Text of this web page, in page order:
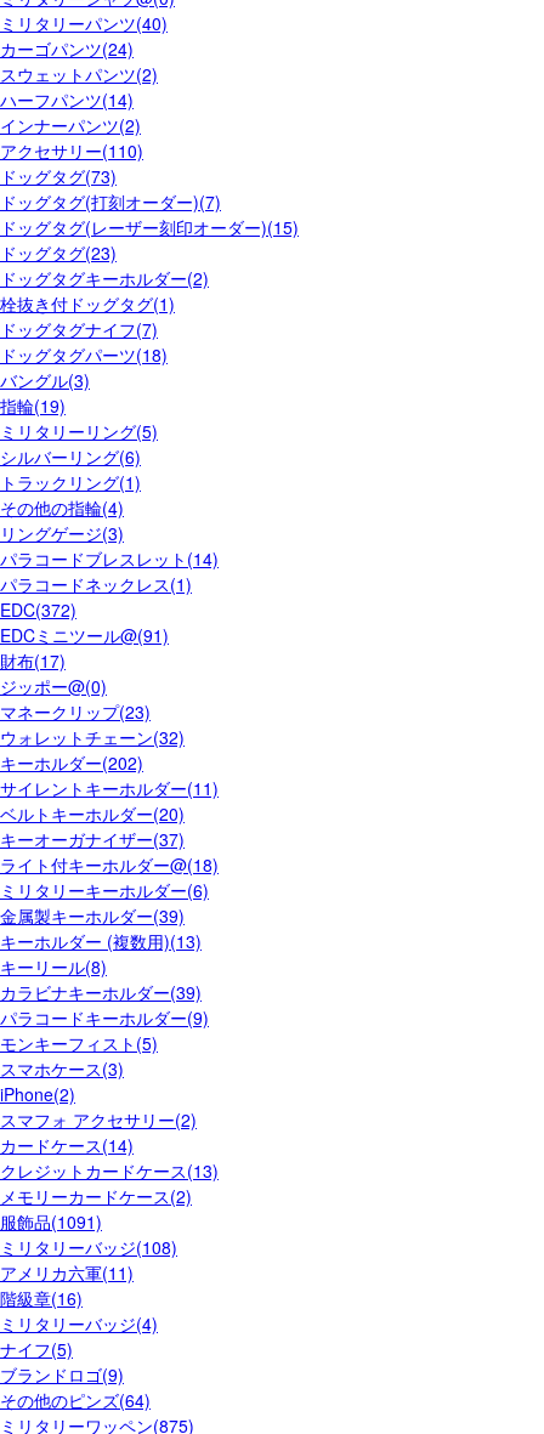
ミリタリーパンツ(40)
カーゴパンツ(24)
スウェットパンツ(2)
ハーフパンツ(14)
インナーパンツ(2)
アクセサリー(110)
ドッグタグ(73)
ドッグタグ(打刻オーダー)(7)
ドッグタグ(レーザー刻印オーダー)(15)
ドッグタグ(23)
ドッグタグキーホルダー(2)
栓抜き付ドッグタグ(1)
ドッグタグナイフ(7)
ドッグタグパーツ(18)
バングル(3)
指輪(19)
ミリタリーリング(5)
シルバーリング(6)
トラックリング(1)
その他の指輪(4)
リングゲージ(3)
パラコードブレスレット(14)
パラコードネックレス(1)
EDC(372)
EDCミニツール@(91)
財布(17)
ジッポー@(0)
マネークリップ(23)
ウォレットチェーン(32)
キーホルダー(202)
サイレントキーホルダー(11)
ベルトキーホルダー(20)
キーオーガナイザー(37)
ライト付キーホルダー@(18)
ミリタリーキーホルダー(6)
金属製キーホルダー(39)
キーホルダー (複数用)(13)
キーリール(8)
カラビナキーホルダー(39)
パラコードキーホルダー(9)
モンキーフィスト(5)
スマホケース(3)
iPhone(2)
スマフォ アクセサリー(2)
カードケース(14)
クレジットカードケース(13)
メモリーカードケース(2)
服飾品(1091)
ミリタリーバッジ(108)
アメリカ六軍(11)
階級章(16)
ミリタリーバッジ(4)
ナイフ(5)
ブランドロゴ(9)
その他のピンズ(64)
ミリタリーワッペン(875)